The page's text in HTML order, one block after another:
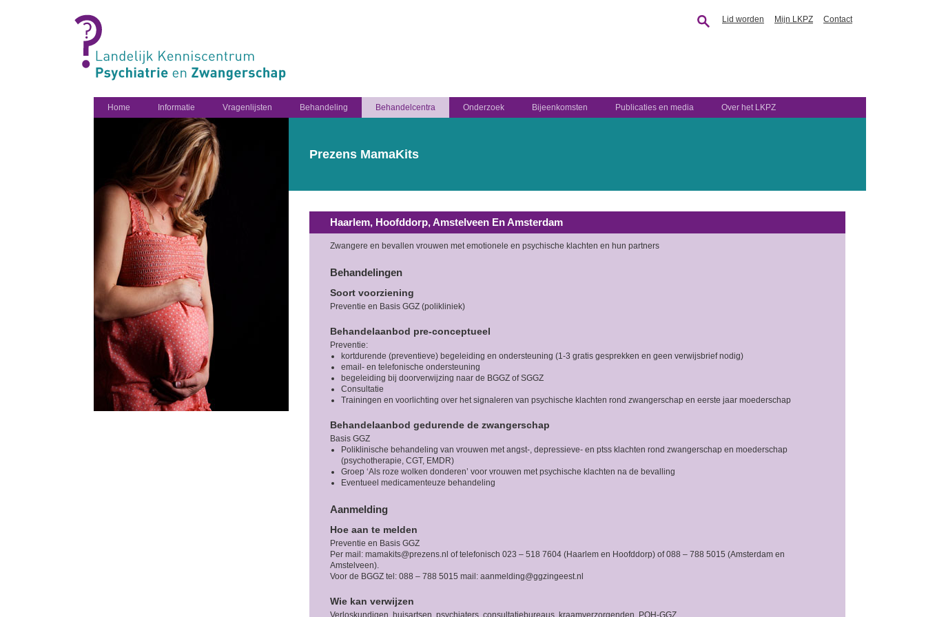
Lid worden Mijn LKPZ Contact
Home Informatie Vragenlijsten Behandeling Behandelcentra Onderzoek Bijeenkomsten Publicaties en media Over het LKPZ
Prezens MamaKits
Haarlem, Hoofddorp, Amstelveen En Amsterdam
Zwangere en bevallen vrouwen met emotionele en psychische klachten en hun partners
Behandelingen
Soort voorziening
Preventie en Basis GGZ (polikliniek)
Behandelaanbod pre-conceptueel
Preventie:
kortdurende (preventieve) begeleiding en ondersteuning (1-3 gratis gesprekken en geen verwijsbrief nodig)
email- en telefonische ondersteuning
begeleiding bij doorverwijzing naar de BGGZ of SGGZ
Consultatie
Trainingen en voorlichting over het signaleren van psychische klachten rond zwangerschap en eerste jaar moederschap
Behandelaanbod gedurende de zwangerschap
Basis GGZ
Poliklinische behandeling van vrouwen met angst-, depressieve- en ptss klachten rond zwangerschap en moederschap
(psychotherapie, CGT, EMDR)
Groep ‘Als roze wolken donderen’ voor vrouwen met psychische klachten na de bevalling
Eventueel medicamenteuze behandeling
Aanmelding
Hoe aan te melden
Preventie en Basis GGZ
Per mail: mamakits@prezens.nl of telefonisch 023 – 518 7604 (Haarlem en Hoofddorp) of 088 – 788 5015 (Amsterdam en
Amstelveen).
Voor de BGGZ tel: 088 – 788 5015 mail: aanmelding@ggzingeest.nl
Wie kan verwijzen
Verloskundigen, huisartsen, psychiaters, consultatiebureaus, kraamverzorgenden, POH-GGZ